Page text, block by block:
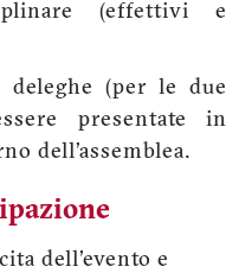
(effettivi e
deleghe (per le due
presentate in
dell’assemblea.
dell'evento e